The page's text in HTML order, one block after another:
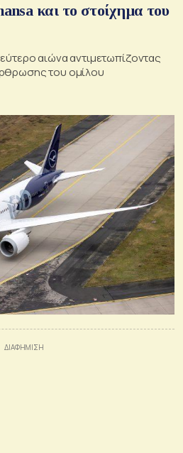
και το στοίχημα του
αιώνα αντιμετωπίζοντας
του ομίλου